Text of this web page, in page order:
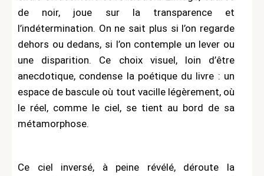
de noir, joue sur la transparence et
l’indétermination. On ne sait plus si l’on regarde
dehors ou dedans, si l’on contemple un lever ou
une disparition. Ce choix visuel, loin d’être
anecdotique, condense la poétique du livre : un
espace de bascule où tout vacille légèrement, où
le réel, comme le ciel, se tient au bord de sa
métamorphose.
Ce ciel inversé, à peine révélé, déroute la